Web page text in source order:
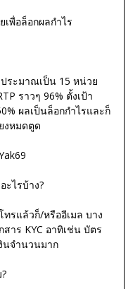
เพื่อล็อกผลกำไร
ระมาณเป็น 15 หน่วย
ราวๆ 96% ตั้งเป้า
ผลเป็นล็อกกำไรและก็
งหมดตูด
ะไรบ้าง?
รแล้วก็/หรืออีเมล บาง
าร KYC อาทิเช่น บัตร
นจำนวนมาก